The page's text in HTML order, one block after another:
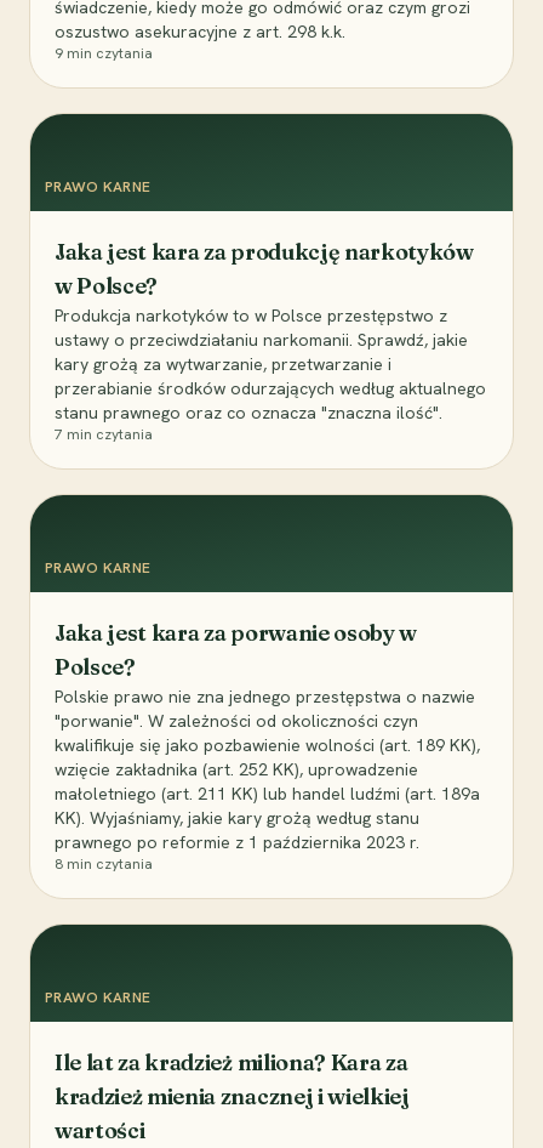
świadczenie, kiedy może go odmówić oraz czym grozi
oszustwo asekuracyjne z art. 298 k.k.
9 min czytania
PRAWO KARNE
Jaka jest kara za produkcję narkotyków
w Polsce?
Produkcja narkotyków to w Polsce przestępstwo z
ustawy o przeciwdziałaniu narkomanii. Sprawdź, jakie
kary grożą za wytwarzanie, przetwarzanie i
przerabianie środków odurzających według aktualnego
stanu prawnego oraz co oznacza "znaczna ilość".
7 min czytania
PRAWO KARNE
Jaka jest kara za porwanie osoby w
Polsce?
Polskie prawo nie zna jednego przestępstwa o nazwie
"porwanie". W zależności od okoliczności czyn
kwalifikuje się jako pozbawienie wolności (art. 189 KK),
wzięcie zakładnika (art. 252 KK), uprowadzenie
małoletniego (art. 211 KK) lub handel ludźmi (art. 189a
KK). Wyjaśniamy, jakie kary grożą według stanu
prawnego po reformie z 1 października 2023 r.
8 min czytania
PRAWO KARNE
Ile lat za kradzież miliona? Kara za
kradzież mienia znacznej i wielkiej
wartości